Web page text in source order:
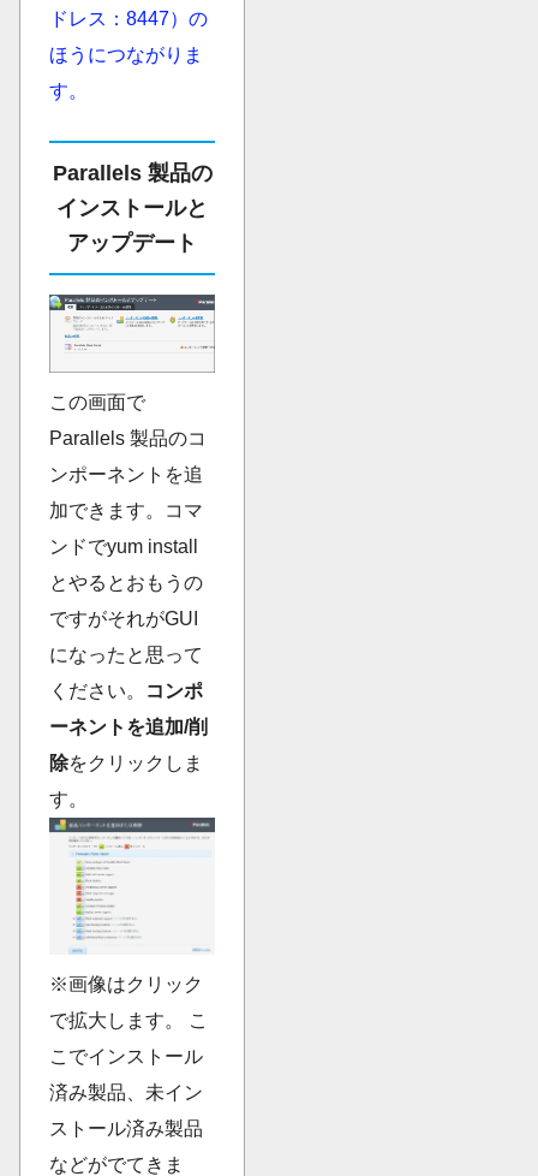
ドレス：8447）の
ほうにつながりま
す。
Parallels 製品の
インストールと
アップデート
この画面で
Parallels 製品のコ
ンポーネントを追
加できます。コマ
ンドでyum install
とやるとおもうの
ですがそれがGUI
になったと思って
ください。
コンポ
ーネントを追加/削
除をクリックしま
す。
※画像はクリック
で拡大します。 こ
こでインストール
済み製品、未イン
ストール済み製品
などがでてきま